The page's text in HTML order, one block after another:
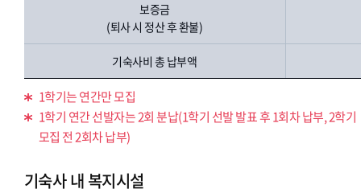
보증금
(퇴사 시 정산 후 환불)
기숙사비 총 납부액
1학기는 연간만 모집
1학기 연간 선발자는 2회 분납(1학기 선발 발표 후 1회차 납부, 2학기
모집 전 2회차 납부)
기숙사 내 복지시설